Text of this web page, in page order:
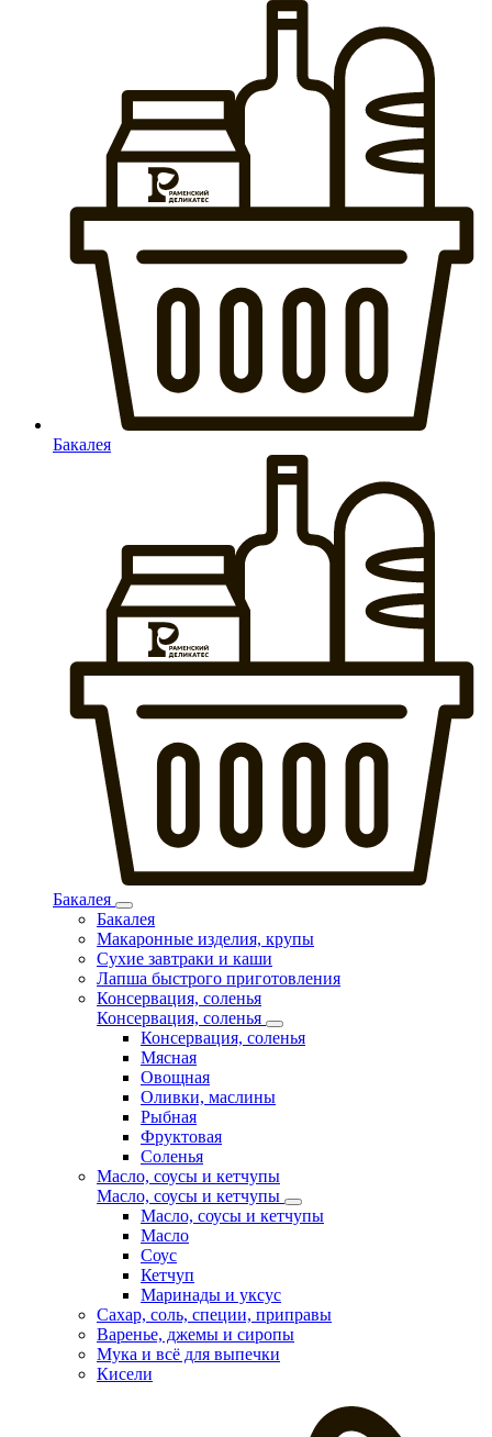
Бакалея
Бакалея
Бакалея
Макаронные изделия, крупы
Сухие завтраки и каши
Лапша быстрого приготовления
Консервация, соленья
Консервация, соленья
Консервация, соленья
Мясная
Овощная
Оливки, маслины
Рыбная
Фруктовая
Соленья
Масло, соусы и кетчупы
Масло, соусы и кетчупы
Масло, соусы и кетчупы
Масло
Соус
Кетчуп
Маринады и уксус
Сахар, соль, специи, приправы
Варенье, джемы и сиропы
Мука и всё для выпечки
Кисели